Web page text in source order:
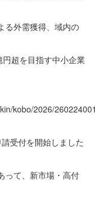
る外需獲得、域内の
超を目指す中小企業
kobo/2026/
受付を開始しました
って、新市場・高付